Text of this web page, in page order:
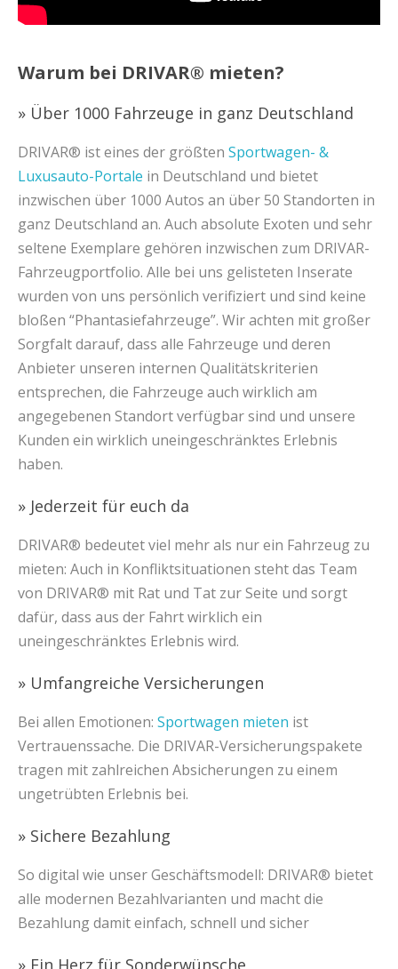
Warum bei DRIVAR® mieten?
» Über 1000 Fahrzeuge in ganz Deutschland
DRIVAR® ist eines der größten Sportwagen- &
Luxusauto-Portale in Deutschland und bietet
inzwischen über 1000 Autos an über 50 Standorten in
ganz Deutschland an. Auch absolute Exoten und sehr
seltene Exemplare gehören inzwischen zum DRIVAR-
Fahrzeugportfolio. Alle bei uns gelisteten Inserate
wurden von uns persönlich verifiziert und sind keine
bloßen “Phantasiefahrzeuge”. Wir achten mit großer
Sorgfalt darauf, dass alle Fahrzeuge und deren
Anbieter unseren internen Qualitätskriterien
entsprechen, die Fahrzeuge auch wirklich am
angegebenen Standort verfügbar sind und unsere
Kunden ein wirklich uneingeschränktes Erlebnis
haben.
» Jederzeit für euch da
DRIVAR® bedeutet viel mehr als nur ein Fahrzeug zu
mieten: Auch in Konfliktsituationen steht das Team
von DRIVAR® mit Rat und Tat zur Seite und sorgt
dafür, dass aus der Fahrt wirklich ein
uneingeschränktes Erlebnis wird.
» Umfangreiche Versicherungen
Bei allen Emotionen: Sportwagen mieten ist
Vertrauenssache. Die DRIVAR-Versicherungspakete
tragen mit zahlreichen Absicherungen zu einem
ungetrübten Erlebnis bei.
» Sichere Bezahlung
So digital wie unser Geschäftsmodell: DRIVAR® bietet
alle modernen Bezahlvarianten und macht die
Bezahlung damit einfach, schnell und sicher